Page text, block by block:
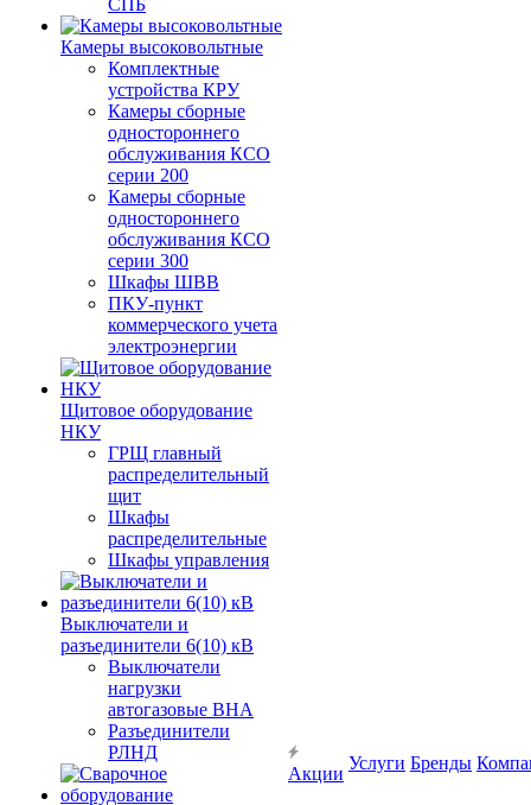
СПБ
Камеры высоковольтные
Комплектные
устройства КРУ
Камеры сборные
одностороннего
обслуживания КСО
серии 200
Камеры сборные
одностороннего
обслуживания КСО
серии 300
Шкафы ШВВ
ПКУ-пункт
коммерческого учета
электроэнергии
Щитовое оборудование
НКУ
ГРЩ главный
распределительный
щит
Шкафы
распределительные
Шкафы управления
Выключатели и
разъединители 6(10) кВ
Выключатели
нагрузки
автогазовые ВНА
Разъединители
РЛНД
Акции
Услуги Бренды